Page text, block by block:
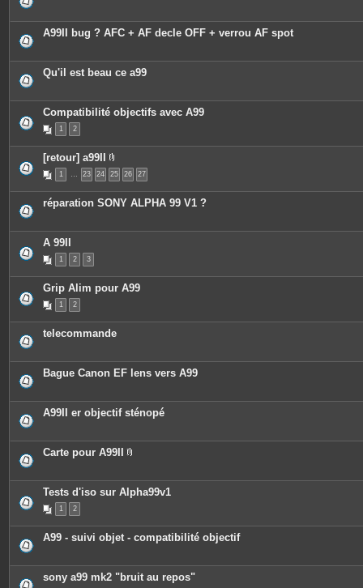
è
c
j
t
A99II bug ? AFC + AF decle OFF + verrou AF spot
Qu'il est beau ce a99
Compatibilité objectifs avec A99
1 2
[retour] a99II
P
i
c
e
o
1 … 23 24 25 26 27
réparation SONY ALPHA 99 V1 ?
A 99II
1 2 3
Grip Alim pour A99
1 2
telecommande
Bague Canon EF lens vers A99
A99II er objectif sténopé
Carte pour A99II
è
c
o
e
s
Tests d'iso sur Alpha99v1
1 2
A99 - suivi objet - compatibilité objectif
sony a99 mk2 "bruit au repos"